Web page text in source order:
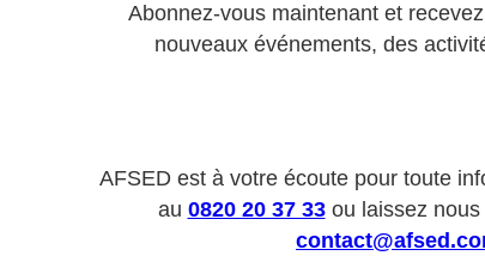
Abonnez-vous maintenant et
nouveaux événements, des
AFSED est à votre écoute pour toute
au 0820 20 37 33ou laissez nous